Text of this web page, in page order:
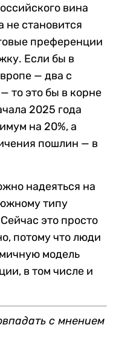
вина
не становится
преференции
Если бы в
— два с
то это бы в корне
2025 года
на 20%, а
пошлин — в
надеяться на
типу
это просто
потому что люди
модель
в том числе и
с мнением